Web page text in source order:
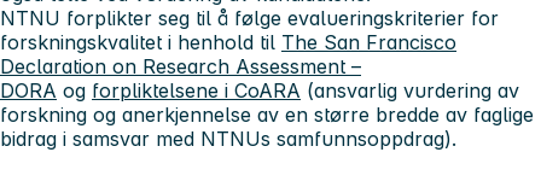
NTNU forplikter seg til å følge evalueringskriterier for
forskningskvalitet i henhold til The San Francisco
Declaration on Research Assessment –
DORA og forpliktelsene i CoARA (ansvarlig vurdering av
forskning og anerkjennelse av en større bredde av faglige
bidrag i samsvar med NTNUs samfunnsoppdrag).